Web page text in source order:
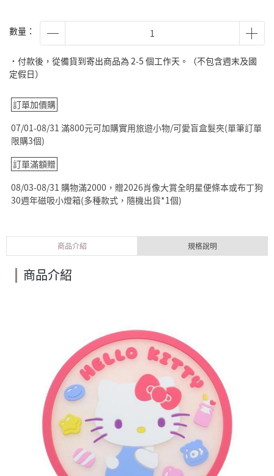
數量：
˙付款後，從備貨到寄出商品為 2-5 個工作天。（不包含週末及國
定假日）
訂單加價購
07/01-08/31 滿800元可加購實用旅遊小物/可愛盲盒髮夾(單筆訂單
限購3個)
訂單滿額贈
08/03-08/31 購物滿2000，贈2026肖像大賞全明星便條本或布丁狗
30週年磁吸小燈箱(多種款式，隨機出貨*1個)
商品介紹 規格說明
商品介紹